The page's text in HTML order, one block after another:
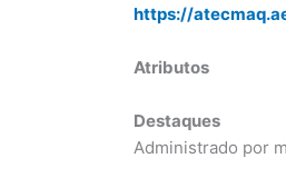
https://
Atributos
Destaques
Administrado por